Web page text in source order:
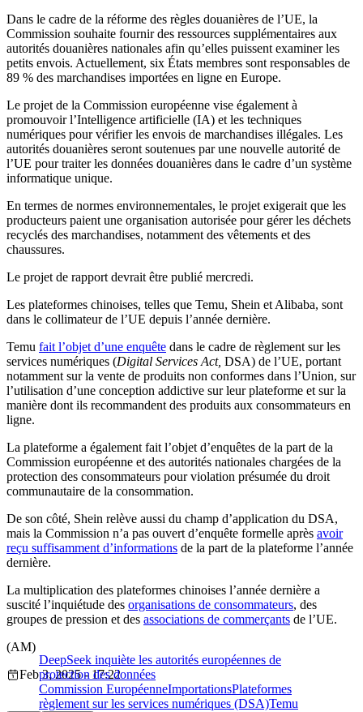
Dans le cadre de la réforme des règles douanières de l’UE, la
Commission souhaite fournir des ressources supplémentaires aux
autorités douanières nationales afin qu’elles puissent examiner les
petits envois. Actuellement, six États membres sont responsables de
89 % des marchandises importées en ligne en Europe.
Le projet de la Commission européenne vise également à
promouvoir l’Intelligence artificielle (IA) et les techniques
numériques pour vérifier les envois de marchandises illégales. Les
autorités douanières seront soutenues par une nouvelle autorité de
l’UE pour traiter les données douanières dans le cadre d’un système
informatique unique.
En termes de normes environnementales, le projet exigerait que les
producteurs paient une organisation autorisée pour gérer les déchets
recyclés des marchandises, notamment des vêtements et des
chaussures.
Le projet de rapport devrait être publié mercredi.
Les plateformes chinoises, telles que Temu, Shein et Alibaba, sont
dans le collimateur de l’UE depuis l’année dernière.
Temu fait l’objet d’une enquête dans le cadre de règlement sur les
services numériques (Digital Services Act, DSA) de l’UE, portant
notamment sur la vente de produits non conformes dans l’Union, sur
l’utilisation d’une conception addictive sur leur plateforme et sur la
manière dont ils recommandent des produits aux consommateurs en
ligne.
La plateforme a également fait l’objet d’enquêtes de la part de la
Commission européenne et des autorités nationales chargées de la
protection des consommateurs pour violation présumée du droit
communautaire de la consommation.
De son côté, Shein relève aussi du champ d’application du DSA,
mais la Commission n’a pas ouvert d’enquête formelle après avoir
reçu suffisamment d’informations de la part de la plateforme l’année
dernière.
La multiplication des plateformes chinoises l’année dernière a
suscité l’inquiétude des organisations de consommateurs, des
groupes de pression et des associations de commerçants de l’UE.
DeepSeek inquiète les autorités européennes de
protection des données
(AM)
Feb 3, 2025 - 17:22
Commission EuropéenneImportationsPlateformes
règlement sur les services numériques (DSA)Temu